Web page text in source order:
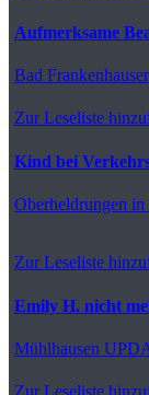
Aufmerksame
Bad
Zur Leseliste
Kind bei
Oberheldrungen in
Zur Leseliste
Emily H. nicht
Mühlhausen